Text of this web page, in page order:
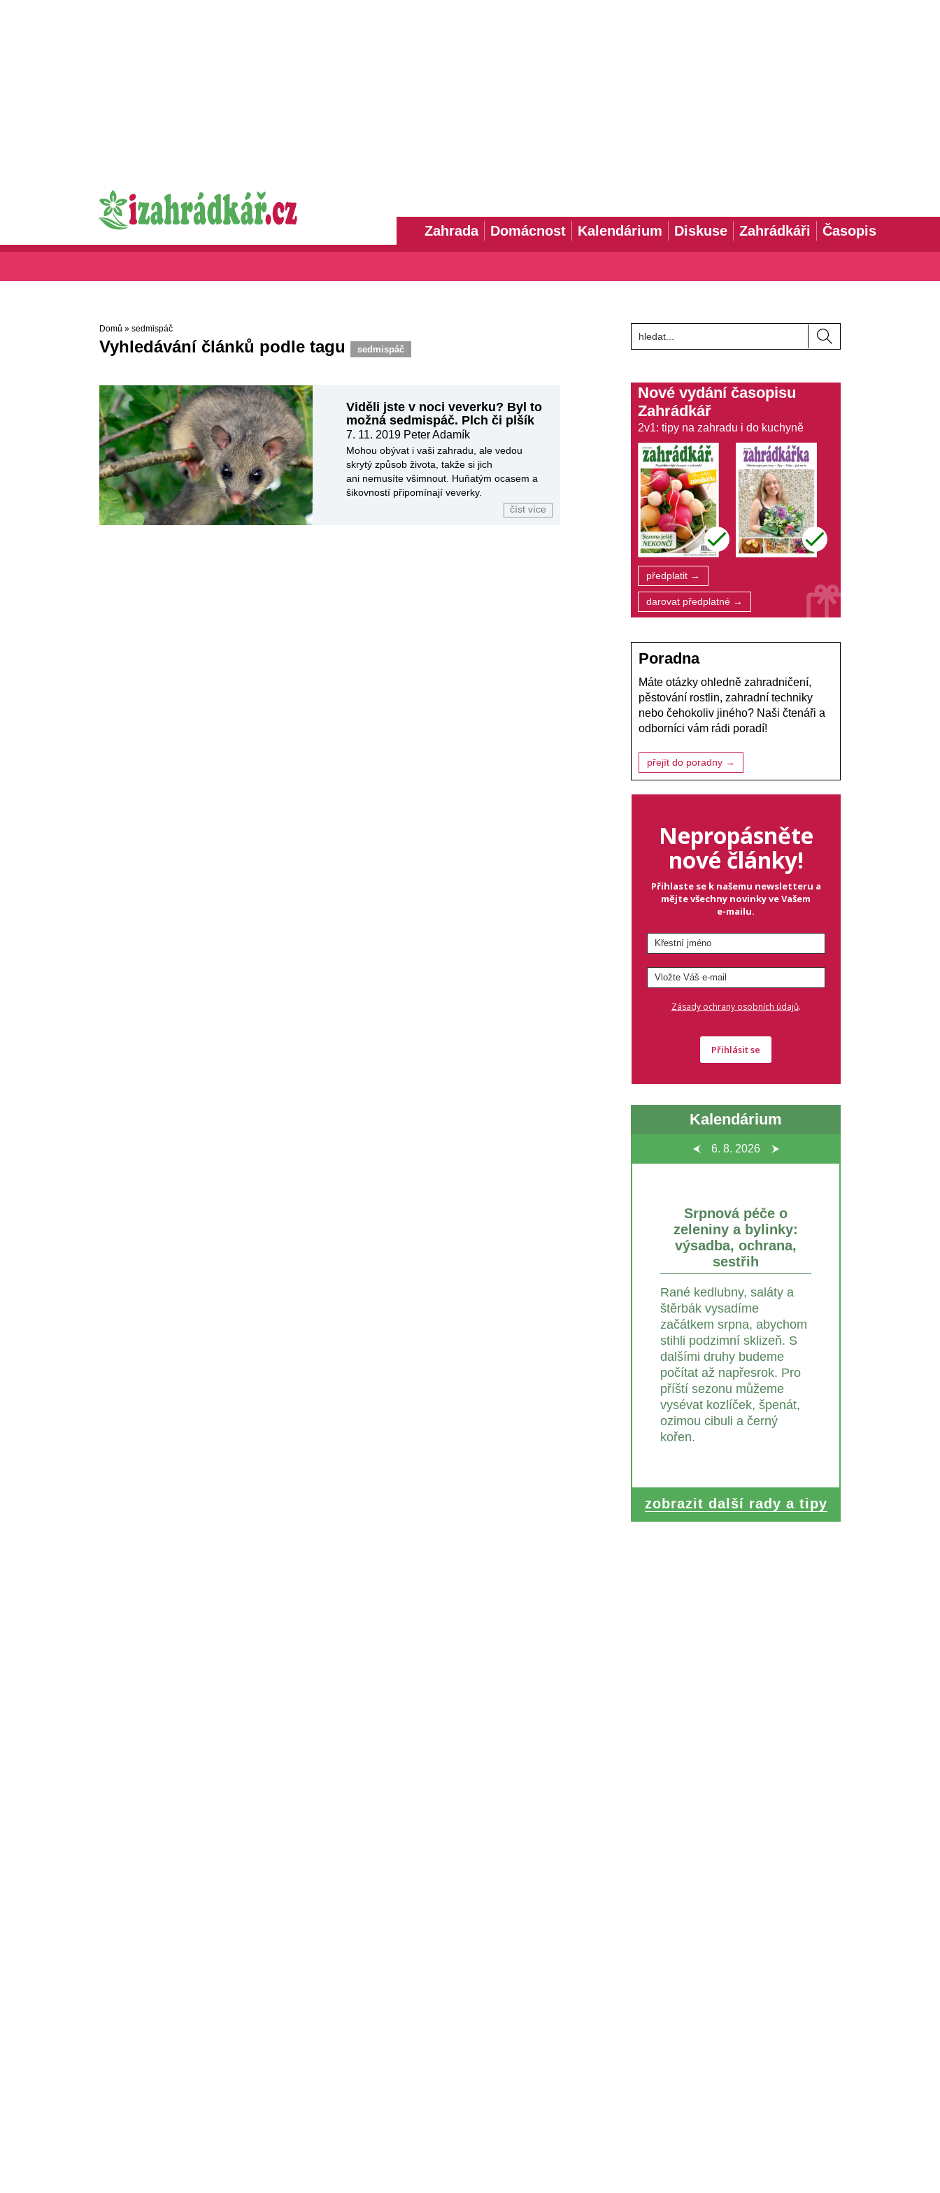
Zahrada Domácnost Kalendárium Diskuse Zahrádkáři Časopis
Domů » sedmispáč
Vyhledávání článků podle tagu sedmispáč
Viděli jste v noci veverku? Byl to
možná sedmispáč. Plch či plšík
7. 11. 2019 Peter Adamík
Mohou obývat i vaši zahradu, ale vedou
skrytý způsob života, takže si jich
ani nemusíte všimnout. Huňatým ocasem a
šikovností připomínají veverky.
číst více
Nové vydání časopisu
Zahrádkář
2v1: tipy na zahradu i do kuchyně
předplatit →
darovat předplatné →
Poradna
Máte otázky ohledně zahradničení,
pěstování rostlin, zahradní techniky
nebo čehokoliv jiného? Naši čtenáři a
odborníci vám rádi poradí!
přejít do poradny →
Nepropásněte
nové články!
Přihlaste se k našemu newsletteru a
mějte všechny novinky ve Vašem
e-mailu.
Zásady ochrany osobních údajů.
Přihlásit se
Kalendárium
6. 8. 2026
Srpnová péče o
zeleniny a bylinky:
výsadba, ochrana,
sestřih
Rané kedlubny, saláty a
štěrbák vysadíme
začátkem srpna, abychom
stihli podzimní sklizeň. S
dalšími druhy budeme
počítat až napřesrok. Pro
příští sezonu můžeme
vysévat kozlíček, špenát,
ozimou cibuli a černý
kořen.
zobrazit další rady a tipy